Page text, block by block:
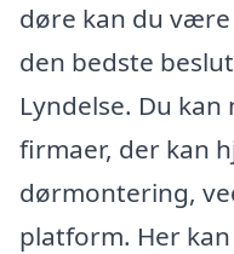
døre kan du
den bedste
Lyndelse. Du
firmaer, der kan
dørmontering,
platform. Her